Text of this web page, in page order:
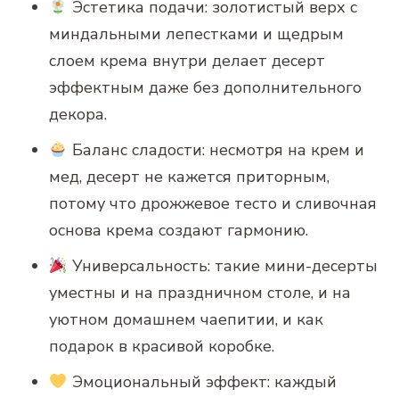
Эстетика подачи: золотистый верх с
миндальными лепестками и щедрым
слоем крема внутри делает десерт
эффектным даже без дополнительного
декора.
Баланс сладости: несмотря на крем и
мед, десерт не кажется приторным,
потому что дрожжевое тесто и сливочная
основа крема создают гармонию.
Универсальность: такие мини-десерты
уместны и на праздничном столе, и на
уютном домашнем чаепитии, и как
подарок в красивой коробке.
Эмоциональный эффект: каждый